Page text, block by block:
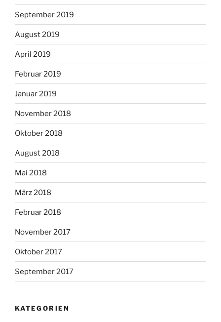
September 2019
August 2019
April 2019
Februar 2019
Januar 2019
November 2018
Oktober 2018
August 2018
Mai 2018
März 2018
Februar 2018
November 2017
Oktober 2017
September 2017
KATEGORIEN